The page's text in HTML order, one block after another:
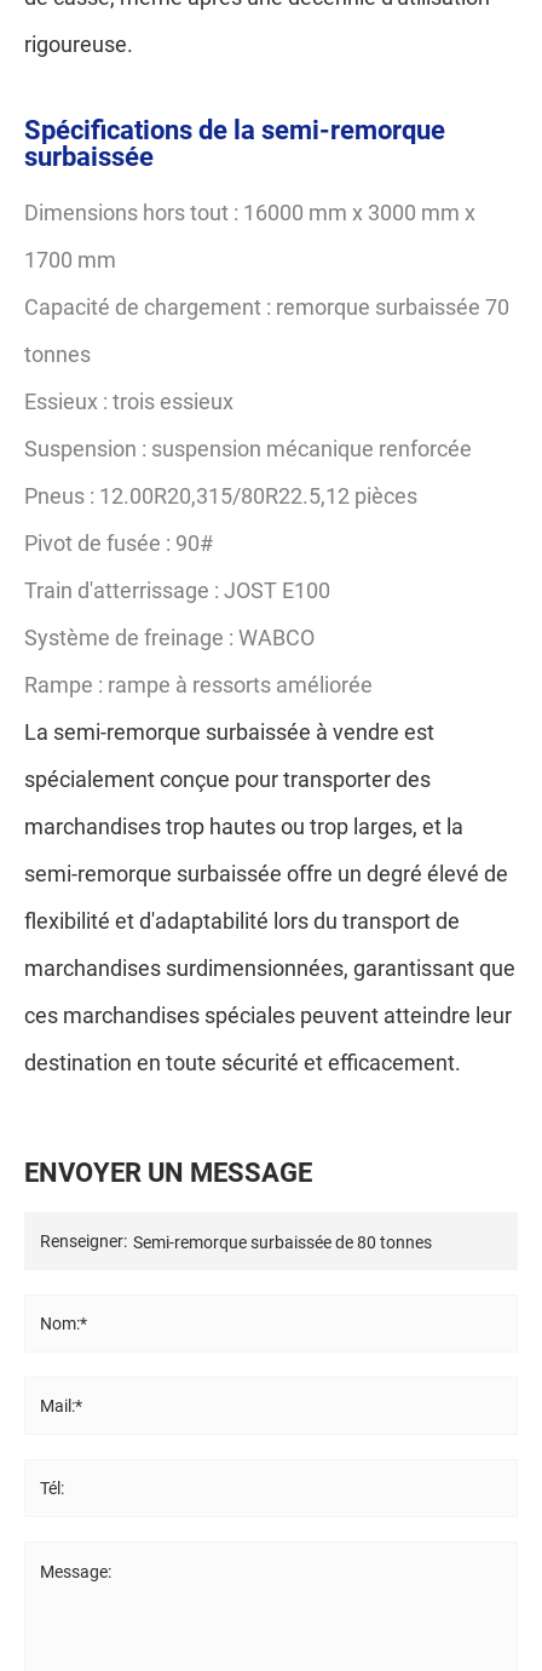
rigoureuse.
Spécifications de la semi-remorque
surbaissée
Dimensions hors tout : 16000 mm x 3000 mm x
1700 mm
Capacité de chargement : remorque surbaissée 70
tonnes
Essieux : trois essieux
Suspension : suspension mécanique renforcée
Pneus : 12.00R20,315/80R22.5,12 pièces
Pivot de fusée : 90#
Train d'atterrissage : JOST E100
Système de freinage : WABCO
Rampe : rampe à ressorts améliorée
La semi-remorque surbaissée à vendre est
spécialement conçue pour transporter des
marchandises trop hautes ou trop larges, et la
semi-remorque surbaissée offre un degré élevé de
flexibilité et d'adaptabilité lors du transport de
marchandises surdimensionnées, garantissant que
ces marchandises spéciales peuvent atteindre leur
destination en toute sécurité et efficacement.
ENVOYER UN MESSAGE
Renseigner:
Nom:*
Mail:*
Tél:
Message: